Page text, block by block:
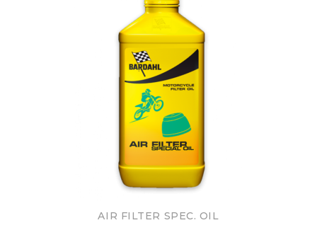
AIR FILTER SPEC. OIL